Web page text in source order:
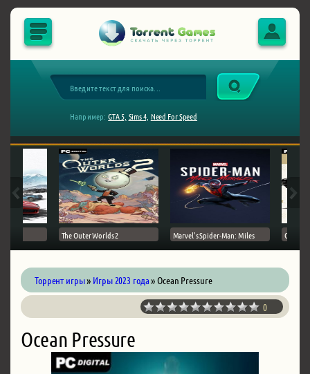
Например: GTA 5, Sims 4, Need For Speed
The Outer Worlds 2 Marvel's Spider-Man: Miles Ghost
Торрент игры» Игры 2023 года» Ocean Pressure
0
Ocean Pressure